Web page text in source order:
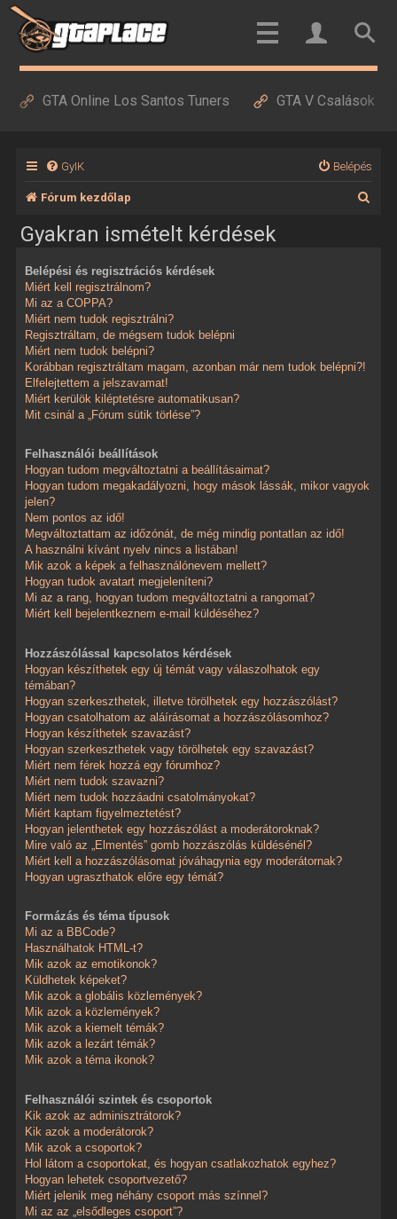
GTA Online Los Santos Tuners GTA V Csalások
GyIK Belépés
Fórum kezdőlap
Gyakran ismételt kérdések
Belépési és regisztrációs kérdések
Miért kell regisztrálnom?
Mi az a COPPA?
Miért nem tudok regisztrálni?
Regisztráltam, de mégsem tudok belépni
Miért nem tudok belépni?
Korábban regisztráltam magam, azonban már nem tudok belépni?!
Elfelejtettem a jelszavamat!
Miért kerülök kiléptetésre automatikusan?
Mit csinál a „Fórum sütik törlése”?
Felhasználói beállítások
Hogyan tudom megváltoztatni a beállításaimat?
Hogyan tudom megakadályozni, hogy mások lássák, mikor vagyok
jelen?
Nem pontos az idő!
Megváltoztattam az időzónát, de még mindig pontatlan az idő!
A használni kívánt nyelv nincs a listában!
Mik azok a képek a felhasználónevem mellett?
Hogyan tudok avatart megjeleníteni?
Mi az a rang, hogyan tudom megváltoztatni a rangomat?
Miért kell bejelentkeznem e-mail küldéséhez?
Hozzászólással kapcsolatos kérdések
Hogyan készíthetek egy új témát vagy válaszolhatok egy
témában?
Hogyan szerkeszthetek, illetve törölhetek egy hozzászólást?
Hogyan csatolhatom az aláírásomat a hozzászólásomhoz?
Hogyan készíthetek szavazást?
Hogyan szerkeszthetek vagy törölhetek egy szavazást?
Miért nem férek hozzá egy fórumhoz?
Miért nem tudok szavazni?
Miért nem tudok hozzáadni csatolmányokat?
Miért kaptam figyelmeztetést?
Hogyan jelenthetek egy hozzászólást a moderátoroknak?
Mire való az „Elmentés” gomb hozzászólás küldésénél?
Miért kell a hozzászólásomat jóváhagynia egy moderátornak?
Hogyan ugraszthatok előre egy témát?
Formázás és téma típusok
Mi az a BBCode?
Használhatok HTML-t?
Mik azok az emotikonok?
Küldhetek képeket?
Mik azok a globális közlemények?
Mik azok a közlemények?
Mik azok a kiemelt témák?
Mik azok a lezárt témák?
Mik azok a téma ikonok?
Felhasználói szintek és csoportok
Kik azok az adminisztrátorok?
Kik azok a moderátorok?
Mik azok a csoportok?
Hol látom a csoportokat, és hogyan csatlakozhatok egyhez?
Hogyan lehetek csoportvezető?
Miért jelenik meg néhány csoport más színnel?
Mi az az „elsődleges csoport”?